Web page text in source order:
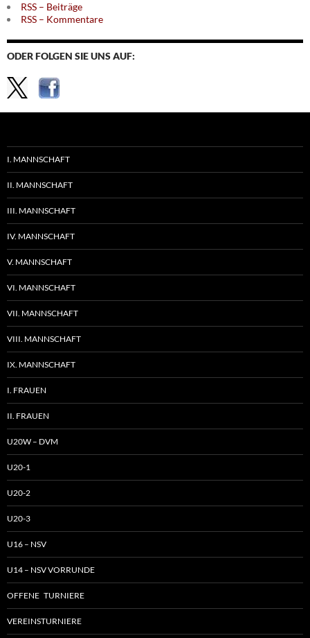
RSS – Beiträge
RSS – Kommentare
ODER FOLGEN SIE UNS AUF:
I. MANNSCHAFT
II. MANNSCHAFT
III. MANNSCHAFT
IV. MANNSCHAFT
V. MANNSCHAFT
VI. MANNSCHAFT
VII. MANNSCHAFT
VIII. MANNSCHAFT
IX. MANNSCHAFT
I. FRAUEN
II. FRAUEN
U20W – DVM
U20-1
U20-2
U20-3
U16 – NSV
U14 – NSV VORRUNDE
OFFENE TURNIERE
VEREINSTURNIERE